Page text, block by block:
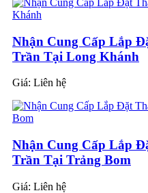
Nhận Cung Cấp Lắp
Trần Tại Long Khánh
Giá: Liên hệ
Nhận Cung Cấp Lắp
Trần Tại Trảng Bom
Giá: Liên hệ